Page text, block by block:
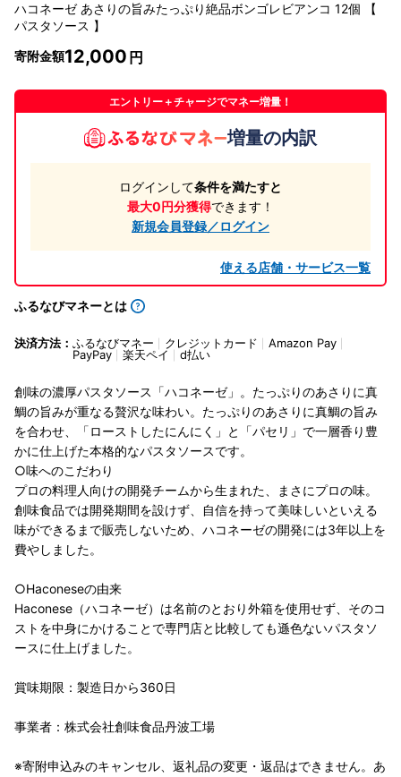
ハコネーゼ あさりの旨みたっぷり絶品ボンゴレビアンコ 12個 【
パスタソース 】
寄附金額12,000
エントリー＋チャージでマネー増量！
増量の内訳
ログインして条件を満たすと
最大0円分獲得できます！
新規会員登録／ログイン
使える店舗・サービス一覧
ふるなびマネーとは
決済方法： ふるなびマネー クレジットカード
Amazon Pay
PayPay
楽天ペイ d払い
創味の濃厚パスタソース「ハコネーゼ」。たっぷりのあさりに真
鯛の旨みが重なる贅沢な味わい。たっぷりのあさりに真鯛の旨み
を合わせ、「ローストしたにんにく」と「パセリ」で一層香り豊
かに仕上げた本格的なパスタソースです。
○味へのこだわり
プロの料理人向けの開発チームから生まれた、まさにプロの味。
創味食品では開発期間を設けず、自信を持って美味しいといえる
味ができるまで販売しないため、ハコネーゼの開発には3年以上を
費やしました。
○Haconeseの由来
Haconese（ハコネーゼ）は名前のとおり外箱を使用せず、そのコ
ストを中身にかけることで専門店と比較しても遜色ないパスタソ
ースに仕上げました。
賞味期限：製造日から360日
事業者：株式会社創味食品丹波工場
※寄附申込みのキャンセル、返礼品の変更・返品はできません。あ